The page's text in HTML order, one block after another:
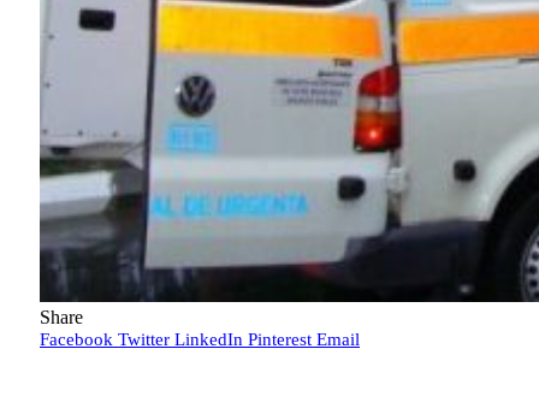
Share
Facebook Twitter LinkedIn Pinterest Email